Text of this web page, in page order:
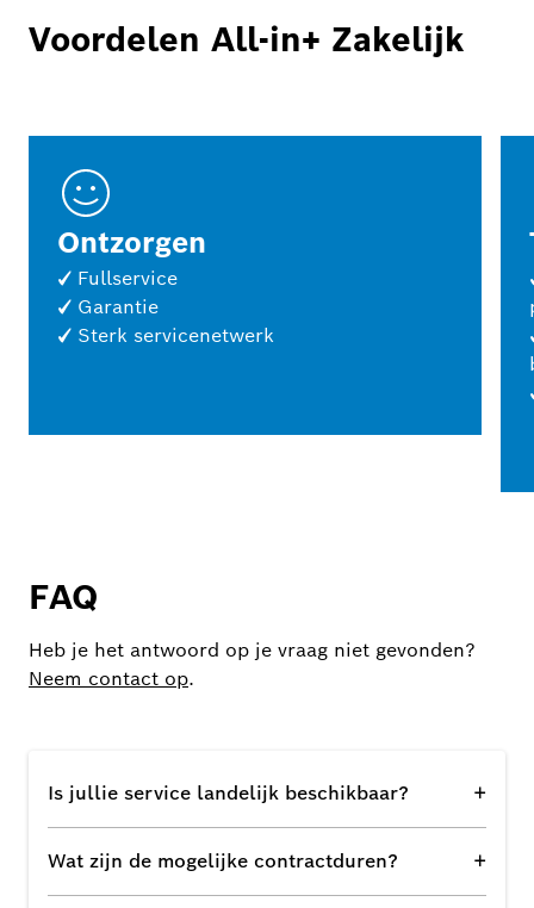
Voordelen All-in+ Zakelijk
Ontzorgen
✓ Fullservice
✓ Garantie
✓ Sterk servicenetwerk
FAQ
Heb je het antwoord op je vraag niet gevonden?
Neem contact op.
Is jullie service landelijk beschikbaar? +
Wat zijn de mogelijke contractduren? +